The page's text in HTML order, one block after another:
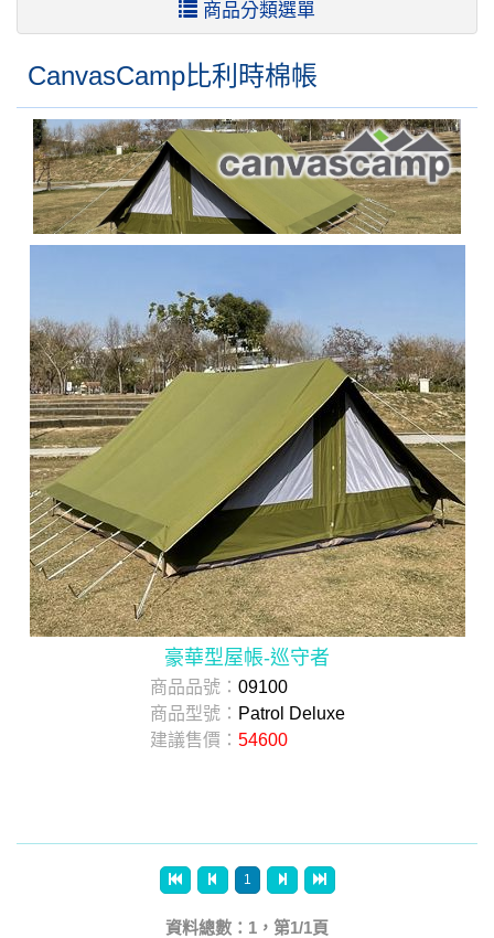
商品分類選單
CanvasCamp比利時棉帳
豪華型屋帳-巡守者
商品品號： 09100
商品型號： Patrol Deluxe
建議售價： 54600
1
資料總數：1，第1/1頁